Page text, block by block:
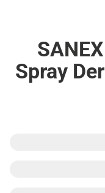
Spray